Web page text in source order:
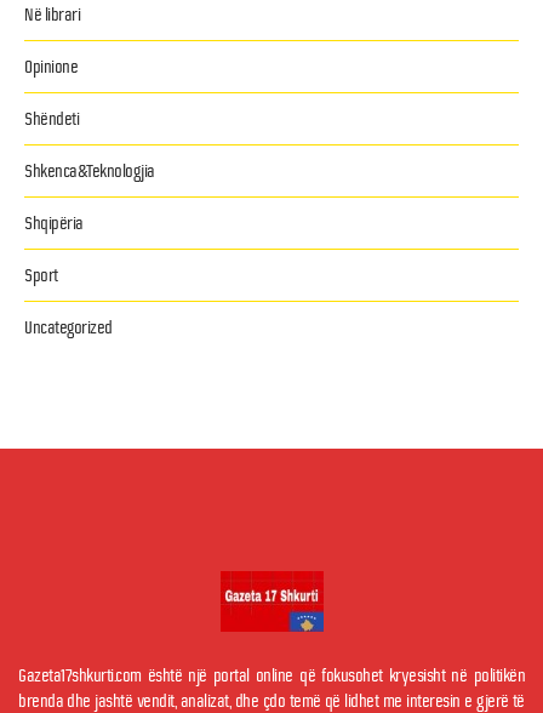
Në librari
Opinione
Shëndeti
Shkenca&Teknologjia
Shqipëria
Sport
Uncategorized
Gazeta17shkurti.com është një portal online që fokusohet kryesisht në politikën
brenda dhe jashtë vendit, analizat, dhe çdo temë që lidhet me interesin e gjerë të